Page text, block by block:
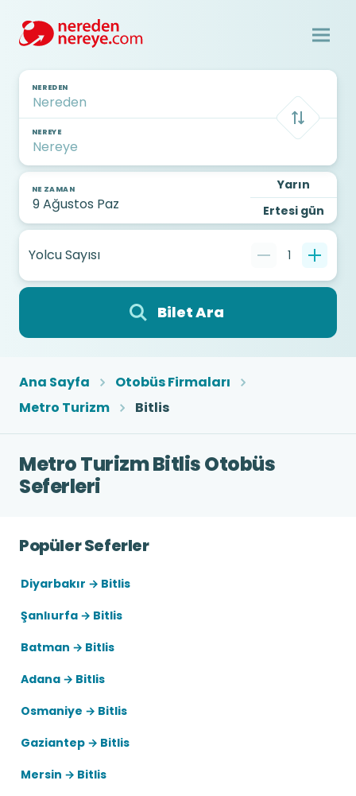
NEREDEN
NEREYE
NE ZAMAN
Yarın
Ertesi gün
Yolcu Sayısı 1
Bilet Ara
Ana Sayfa
Otobüs Firmaları
Metro Turizm
Bitlis
Metro Turizm Bitlis Otobüs
Seferleri
Popüler Seferler
Diyarbakır → Bitlis
Şanlıurfa → Bitlis
Batman → Bitlis
Adana → Bitlis
Osmaniye → Bitlis
Gaziantep → Bitlis
Mersin → Bitlis